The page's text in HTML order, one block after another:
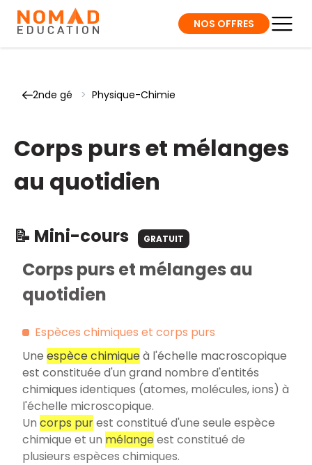
NOS OFFRES
2nde gé > Physique-Chimie
Corps purs et mélanges
au quotidien
📝 Mini-cours GRATUIT
Corps purs et mélanges au
quotidien
Espèces chimiques et corps purs
Une espèce chimique à l'échelle macroscopique
est constituée d'un grand nombre d'entités
chimiques identiques (atomes, molécules, ions) à
l'échelle microscopique.
Un corps purest constitué d'une seule espèce
chimique et un mélange est constitué de
plusieurs espèces chimiques.